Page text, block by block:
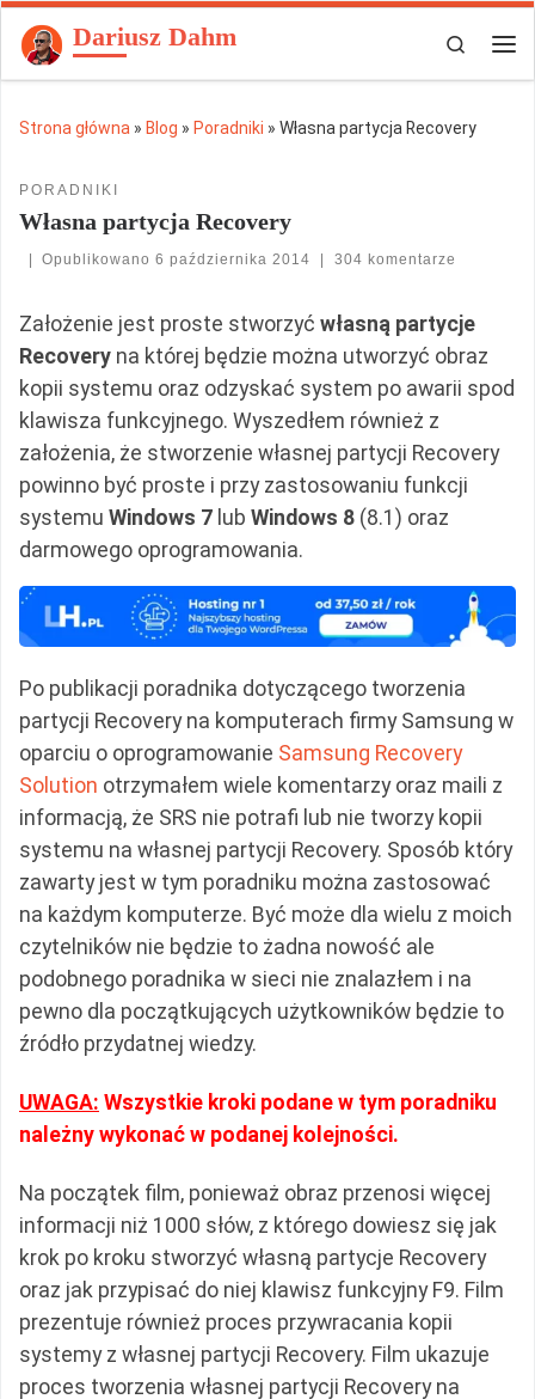
Przejdź do treści
Dariusz Dahm
Search
Strona główna » Blog » Poradniki » Własna partycja Recovery
PORADNIKI
Własna partycja Recovery
Opublikowano6 października 2014 304 komentarze
Założenie jest proste stworzyć własną partycje
Recovery na której będzie można utworzyć obraz
kopii systemu oraz odzyskać system po awarii spod
klawisza funkcyjnego. Wyszedłem również z
założenia, że stworzenie własnej partycji Recovery
powinno być proste i przy zastosowaniu funkcji
systemu Windows 7 lub Windows 8 (8.1) oraz
darmowego oprogramowania.
Po publikacji poradnika dotyczącego tworzenia
partycji Recovery na komputerach firmy Samsung w
oparciu o oprogramowanie Samsung Recovery
Solution otrzymałem wiele komentarzy oraz maili z
informacją, że SRS nie potrafi lub nie tworzy kopii
systemu na własnej partycji Recovery. Sposób który
zawarty jest w tym poradniku można zastosować
na każdym komputerze. Być może dla wielu z moich
czytelników nie będzie to żadna nowość ale
podobnego poradnika w sieci nie znalazłem i na
pewno dla początkujących użytkowników będzie to
źródło przydatnej wiedzy.
UWAGA: Wszystkie kroki podane w tym poradniku
należny wykonać w podanej kolejności.
Na początek film, ponieważ obraz przenosi więcej
informacji niż 1000 słów, z którego dowiesz się jak
krok po kroku stworzyć własną partycje Recovery
oraz jak przypisać do niej klawisz funkcyjny F9. Film
prezentuje również proces przywracania kopii
systemy z własnej partycji Recovery. Film ukazuje
proces tworzenia własnej partycji Recovery na